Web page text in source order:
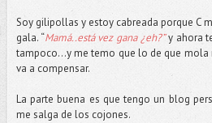
Soy gilipollas y estoy cabreada porque C
gala. “Mamá..está vez gana ¿eh?”y ahora
tampoco…y me temo que lo de que mola
va a compensar.
La parte buena es que tengo un blog
me salga de los cojones.